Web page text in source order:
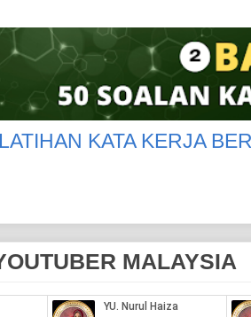
KATA KERJA
MALAYSIA